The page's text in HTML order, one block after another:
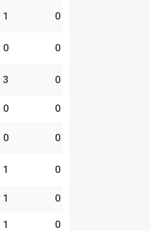
1 0
0 0
3 0
0 0
0 0
1 0
1 0
1 0